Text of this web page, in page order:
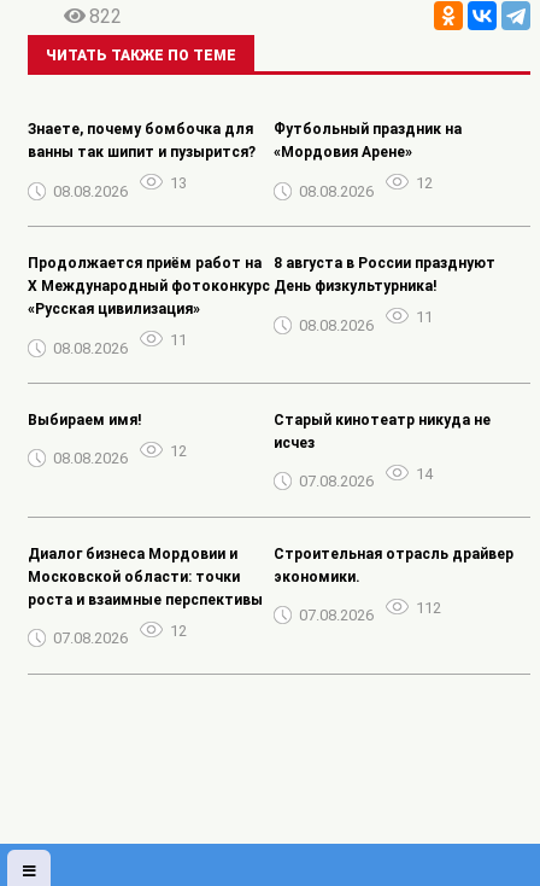
822
ЧИТАТЬ ТАКЖЕ ПО ТЕМЕ
Знаете, почему бомбочка для
ванны так шипит и пузырится?
08.08.2026 13
️Футбольный праздник на
«Мордовия Арене»
08.08.2026 12
Продолжается приём работ на
Х Международный фотоконкурс
«Русская цивилизация»
08.08.2026 11
8 августа в России празднуют
День физкультурника!
08.08.2026 11
Выбираем имя!
08.08.2026 12
Старый кинотеатр никуда не
исчез
07.08.2026 14
Диалог бизнеса Мордовии и
Московской области: точки
роста и взаимные перспективы
07.08.2026 12
Строительная отрасль драйвер
экономики.
07.08.2026 112